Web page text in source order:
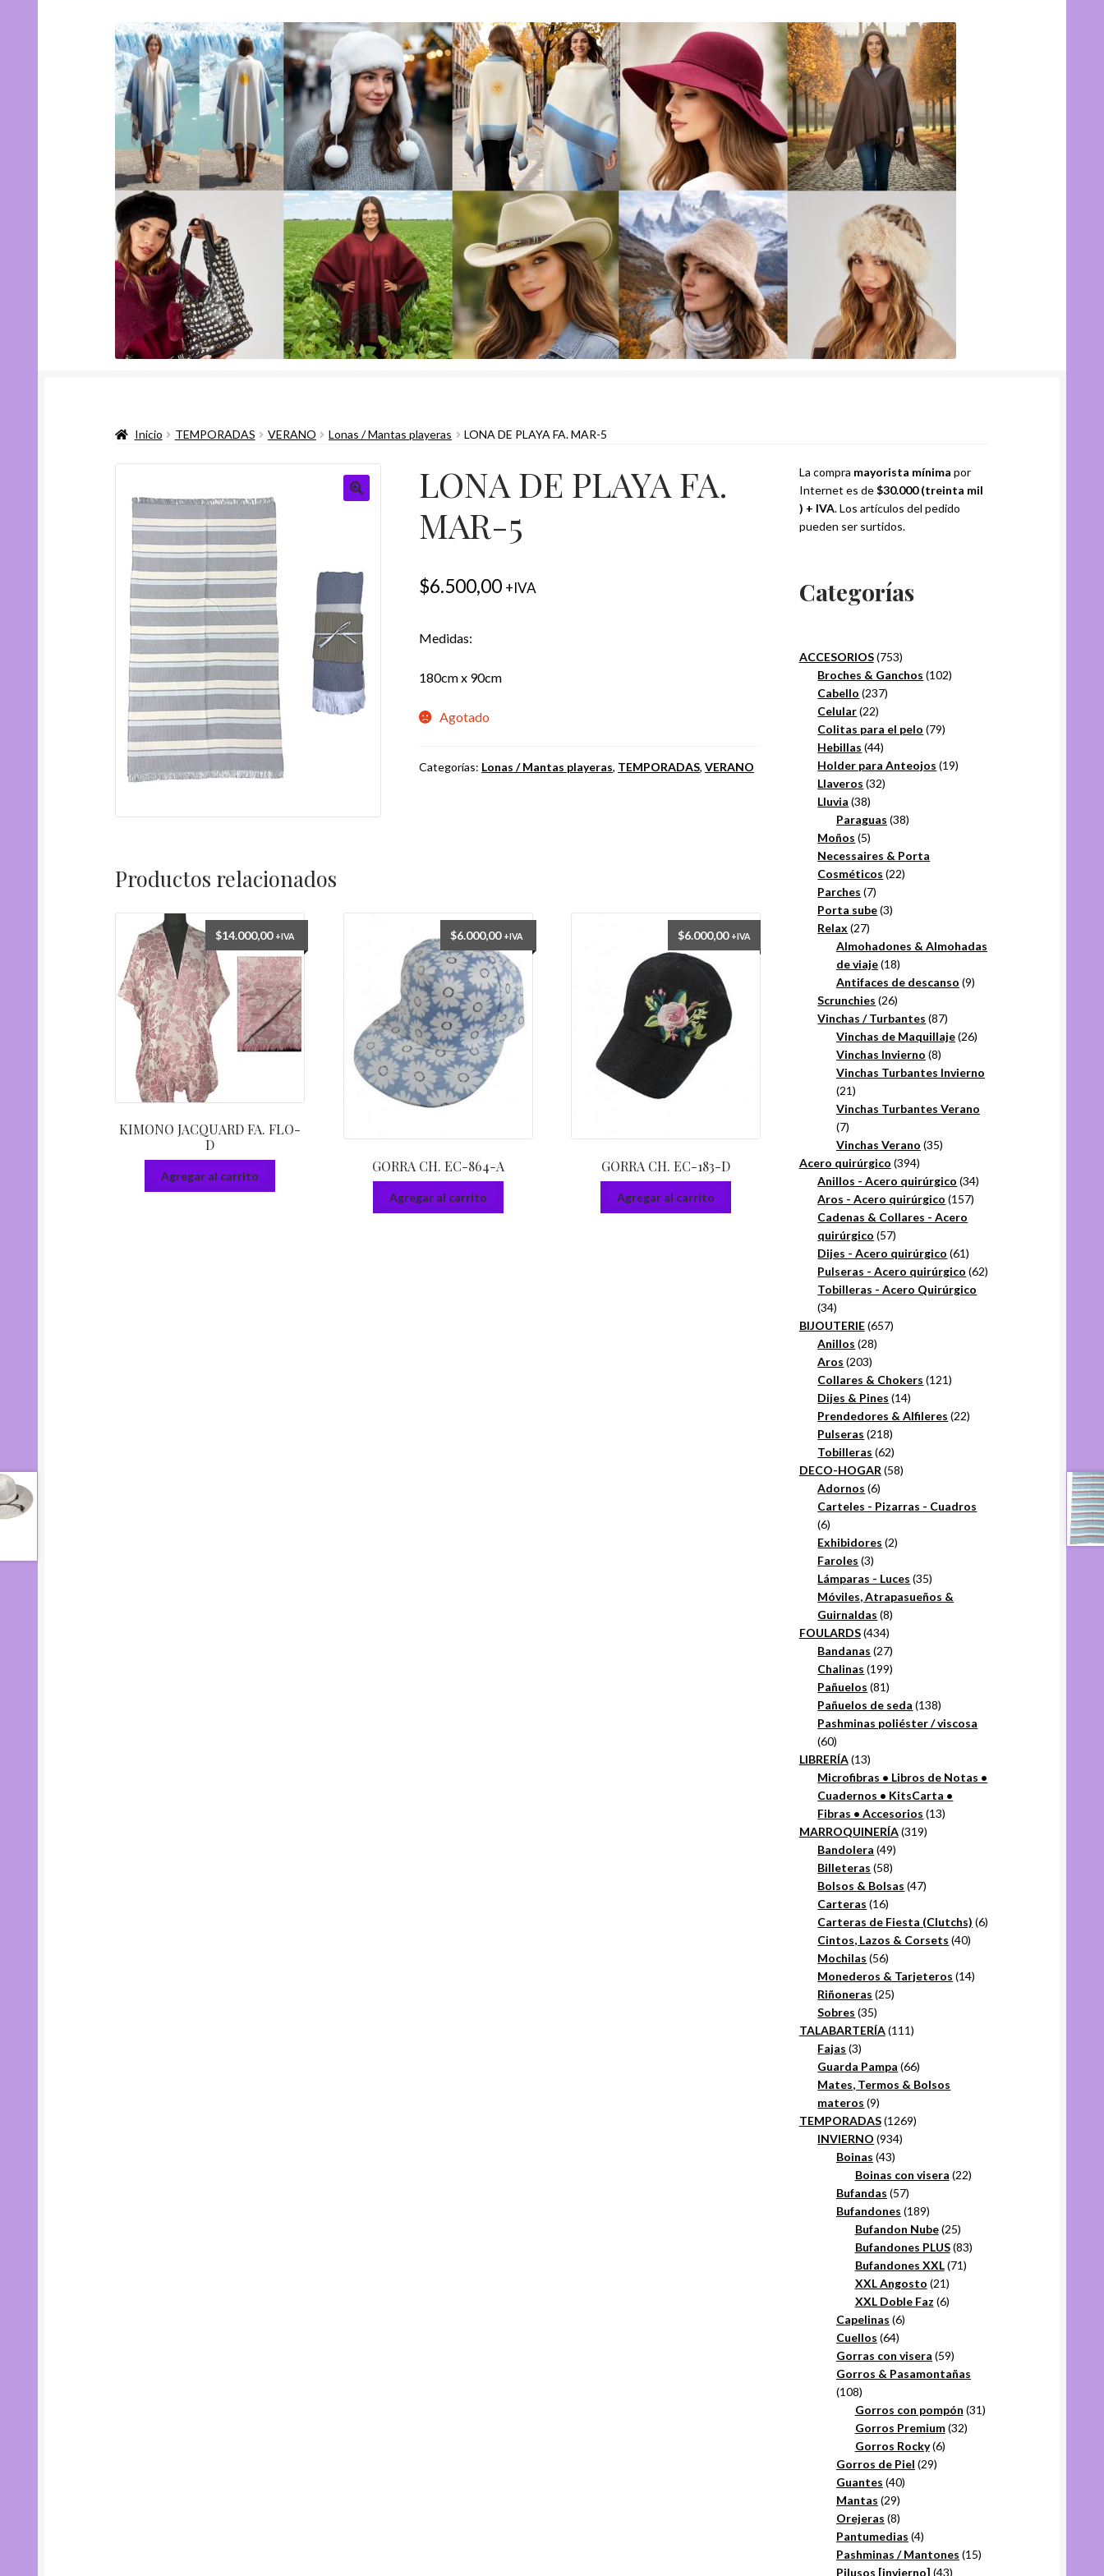
Inicio TEMPORADAS VERANO Lonas / Mantas playeras LONA DE PLAYA FA. MAR-5
LONA DE PLAYA FA.
MAR-5
$6.500,00 +IVA
Medidas:
180cm x 90cm
Agotado
Categorías: Lonas / Mantas playeras, TEMPORADAS,VERANO
Productos relacionados
KIMONO JACQUARD FA. FLO-
D
$14.000,00 +IVA
Agregar al carrito
GORRA CH. EC-864-A
$6.000,00 +IVA
Agregar al carrito
GORRA CH. EC-183-D
$6.000,00 +IVA
Agregar al carrito
La compra mayorista mínima por
Internet es de$30.000 (treinta mil
) + IVA. Los artículos del pedido
pueden ser surtidos.
Categorías
ACCESORIOS 753753
productos
Broches & Ganchos 102102
Cabello 237237
Celular 2222
productos
Colitas para el pelo 7979
Hebillas 4444
productos
Holder para Anteojos 1919
Llaveros 3232
Lluvia 3838
productos
Paraguas 3838
Moños 55
productos
Necessaires & Porta
Cosméticos 2222
Parches 77
productos
Porta sube 33
Relax 2727
productos
Almohadones & Almohadas
de viaje 1818
productos
Antifaces de descanso 99
Scrunchies 2626
productos
Vinchas / Turbantes 8787
productos
Vinchas de Maquillaje 2626
Vinchas Invierno 88
productos
Vinchas Turbantes Invierno
2121
productos
Vinchas Turbantes Verano
77
productos
Vinchas Verano 3535
Acero quirúrgico 394394
productos
Anillos - Acero quirúrgico 3434
Aros - Acero quirúrgico 157157
Cadenas & Collares - Acero
quirúrgico 5757
productos
Dijes - Acero quirúrgico 6161
productos
Pulseras - Acero quirúrgico 6262
Tobilleras - Acero Quirúrgico
3434
productos
BIJOUTERIE 657657
Anillos 2828
Aros 203203
productos
Collares & Chokers 121121
Dijes & Pines 1414
productos
Prendedores & Alfileres 2222
Pulseras 218218
productos
Tobilleras 6262
productos
DECO-HOGAR 5858
Adornos 66
productos
Carteles - Pizarras - Cuadros
66
productos
Exhibidores 22
Faroles 33
productos
Lámparas - Luces 3535
productos
Móviles, Atrapasueños &
Guirnaldas 88
FOULARDS 434434
productos
Bandanas 2727
productos
Chalinas 199199
Pañuelos 8181
productos
Pañuelos de seda 138138
productos
Pashminas poliéster / viscosa
6060
productos
LIBRERÍA 1313
productos
Microfibras • Libros de Notas •
Cuadernos • KitsCarta •
Fibras • Accesorios 1313
MARROQUINERÍA 319319
Bandolera 4949
Billeteras 5858
productos
Bolsos & Bolsas 4747
Carteras 1616
productos
Carteras de Fiesta (Clutchs) 66
Cintos, Lazos & Corsets 4040
Mochilas 5656
productos
Monederos & Tarjeteros 1414
Riñoneras 2525
Sobres 3535
productos
TALABARTERÍA 111111
Fajas 33
productos
Guarda Pampa 6666
productos
Mates, Termos & Bolsos
materos 99
productos
TEMPORADAS 12691269
INVIERNO 934934
Boinas 4343
productos
Boinas con visera 2222
Bufandas 5757
productos
Bufandones 189189
productos
Bufandon Nube 2525
productos
Bufandones PLUS 8383
Bufandones XXL 7171
XXL Angosto 2121
productos
XXL Doble Faz 66
Capelinas 66
Cuellos 6464
productos
Gorras con visera 5959
productos
Gorros & Pasamontañas
108108
productos
Gorros con pompón 3131
Gorros Premium 3232
Gorros Rocky 66
Gorros de Piel 2929
Guantes 4040
Mantas 2929
productos
Orejeras 88
productos
Pantumedias 44
productos
Pashminas / Mantones 1515
Pilusos [invierno] 4343